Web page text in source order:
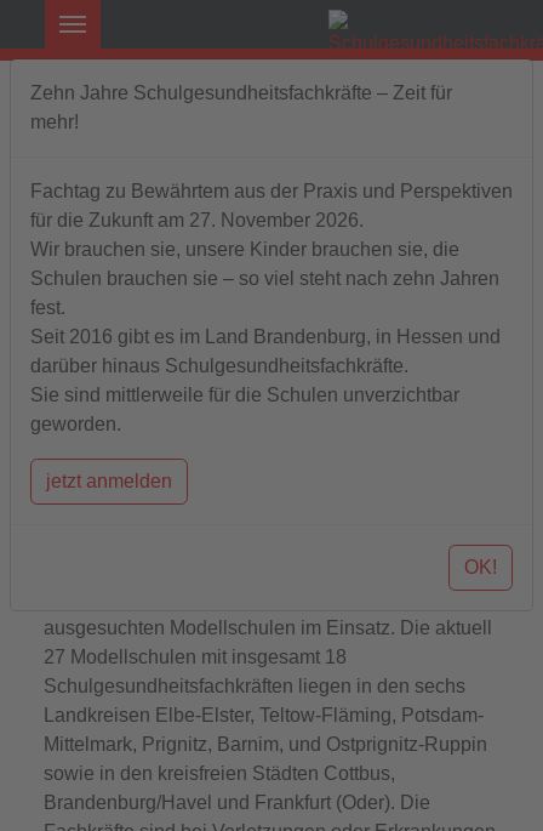
Retten Sie die
Schulgesundheitsfachkräfte
aktiv hilfreich jetzt
Sehr geehrter Herr Ministerpräsident Dietmar
Woidke,
Bezirksverband Potsdam e. V. dafür, dass an den
öffentlichen Schulen wie in vielen europäischen
ausgesuchten Modellschulen im Einsatz. Die aktuell
27 Modellschulen mit insgesamt 18
Schulgesundheitsfachkräften liegen in den sechs
Landkreisen Elbe-Elster, Teltow-Fläming, Potsdam-
Mittelmark, Prignitz, Barnim, und Ostprignitz-Ruppin
sowie in den kreisfreien Städten Cottbus,
Brandenburg/Havel und Frankfurt (Oder). Die
Zehn Jahre Schulgesundheitsfachkräfte – Zeit für
mehr!
Fachtag zu Bewährtem aus der Praxis und Perspektiven
für die Zukunft am 27. November 2026.
Wir brauchen sie, unsere Kinder brauchen sie, die
Schulen brauchen sie – so viel steht nach zehn Jahren
fest.
Seit 2016 gibt es im Land Brandenburg, in Hessen und
darüber hinaus Schulgesundheitsfachkräfte.
Sie sind mittlerweile für die Schulen unverzichtbar
geworden.
jetzt anmelden
OK!